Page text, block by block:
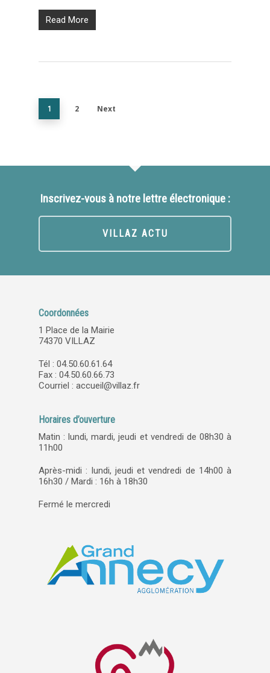
Read More
1 2 Next
Inscrivez-vous à notre lettre électronique :
VILLAZ ACTU
Coordonnées
1 Place de la Mairie
74370 VILLAZ
Tél : 04.50.60.61.64
Fax : 04.50.60.66.73
Courriel : accueil@villaz.fr
Horaires d’ouverture
Matin : lundi, mardi, jeudi et vendredi de 08h30 à
11h00
Après-midi : lundi, jeudi et vendredi de 14h00 à
16h30 / Mardi : 16h à 18h30
Fermé le mercredi